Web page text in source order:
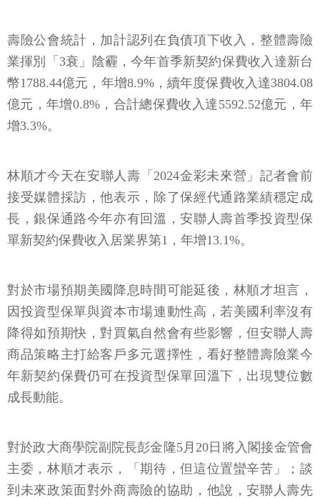
壽險公會統計，加計認列在負債項下收入，整體壽險
業揮別「3衰」陰霾，今年首季新契約保費收入達新台
幣1788.44億元，年增8.9%，續年度保費收入達3804.08
億元，年增0.8%，合計總保費收入達5592.52億元，年
增3.3%。
林順才今天在安聯人壽「2024金彩未來營」記者會前
接受媒體採訪，他表示，除了保經代通路業績穩定成
長，銀保通路今年亦有回溫，安聯人壽首季投資型保
單新契約保費收入居業界第1，年增13.1%。
對於市場預期美國降息時間可能延後，林順才坦言，
因投資型保單與資本市場連動性高，若美國利率沒有
降得如預期快，對買氣自然會有些影響，但安聯人壽
商品策略主打給客戶多元選擇性，看好整體壽險業今
年新契約保費仍可在投資型保單回溫下，出現雙位數
成長動能。
對於政大商學院副院長彭金隆5月20日將入閣接金管會
主委，林順才表示，「期待，但這位置蠻辛苦」；談
到未來政策面對外商壽險的協助，他說，安聯人壽先